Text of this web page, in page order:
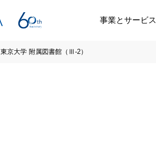
事業とサービス
東京大学 附属図書館（Ⅲ-2）